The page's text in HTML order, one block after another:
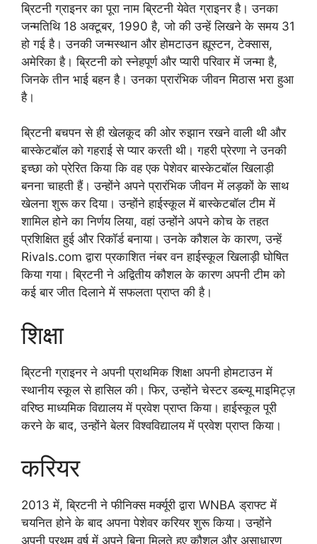
ब्रिटनी ग्राइनर का पूरा नाम ब्रिटनी येवेत ग्राइनर है। उनका
जन्मतिथि 18 अक्टूबर, 1990 है, जो की उन्हें लिखने के समय 31
हो गई है। उनकी जन्मस्थान और होमटाउन ह्यूस्टन, टेक्सास,
अमेरिका है। ब्रिटनी को स्नेहपूर्ण और प्यारी परिवार में जन्मा है,
जिनके तीन भाई बहन है। उनका प्रारंभिक जीवन मिठास भरा हुआ
है।
ब्रिटनी बचपन से ही खेलकूद की ओर रुझान रखने वाली थी और
बास्केटबॉल को गहराई से प्यार करती थी। गहरी प्रेरणा ने उनकी
इच्छा को प्रेरित किया कि वह एक पेशेवर बास्केटबॉल खिलाड़ी
बनना चाहती हैं। उन्होंने अपने प्रारंभिक जीवन में लड़कों के साथ
खेलना शुरू कर दिया। उन्होंने हाईस्कूल में बास्केटबॉल टीम में
शामिल होने का निर्णय लिया, वहां उन्होंने अपने कोच के तहत
प्रशिक्षित हुई और रिकॉर्ड बनाया। उनके कौशल के कारण, उन्हें
Rivals.com द्वारा प्रकाशित नंबर वन हाईस्कूल खिलाड़ी घोषित
किया गया। ब्रिटनी ने अद्वितीय कौशल के कारण अपनी टीम को
कई बार जीत दिलाने में सफलता प्राप्त की है।
शिक्षा
ब्रिटनी ग्राइनर ने अपनी प्राथमिक शिक्षा अपनी होमटाउन में
स्थानीय स्कूल से हासिल की। फिर, उन्होंने चेस्टर डब्ल्यू माइमिट्ज़
वरिष्ठ माध्यमिक विद्यालय में प्रवेश प्राप्त किया। हाईस्कूल पूरी
करने के बाद, उन्होंने बेलर विश्वविद्यालय में प्रवेश प्राप्त किया।
करियर
2013 में, ब्रिटनी ने फीनिक्स मर्क्यूरी द्वारा WNBA ड्राफ्ट में
चयनित होने के बाद अपना पेशेवर करियर शुरू किया। उन्होंने
अपनी प्रथम वर्ष में अपने बिना मिलते हुए कौशल और असाधारण